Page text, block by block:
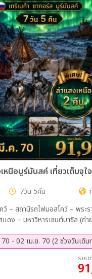
7วัน 5คืน
ถไฟมอสโคว์ – พระราชวังเครมลิน
แดง – มหาวิหารเซนต์บาซิล (ถ่
TOUR: Moscow Circus
สโคว์ – สนามบิน บินภายใน
Husky Dog
USD/ท่าน) Aurora Hunting ล่
- 02 เม.ย. 70 (2 ช่วงวันเดิน
27 มี.ค 70 - 02
ราคา